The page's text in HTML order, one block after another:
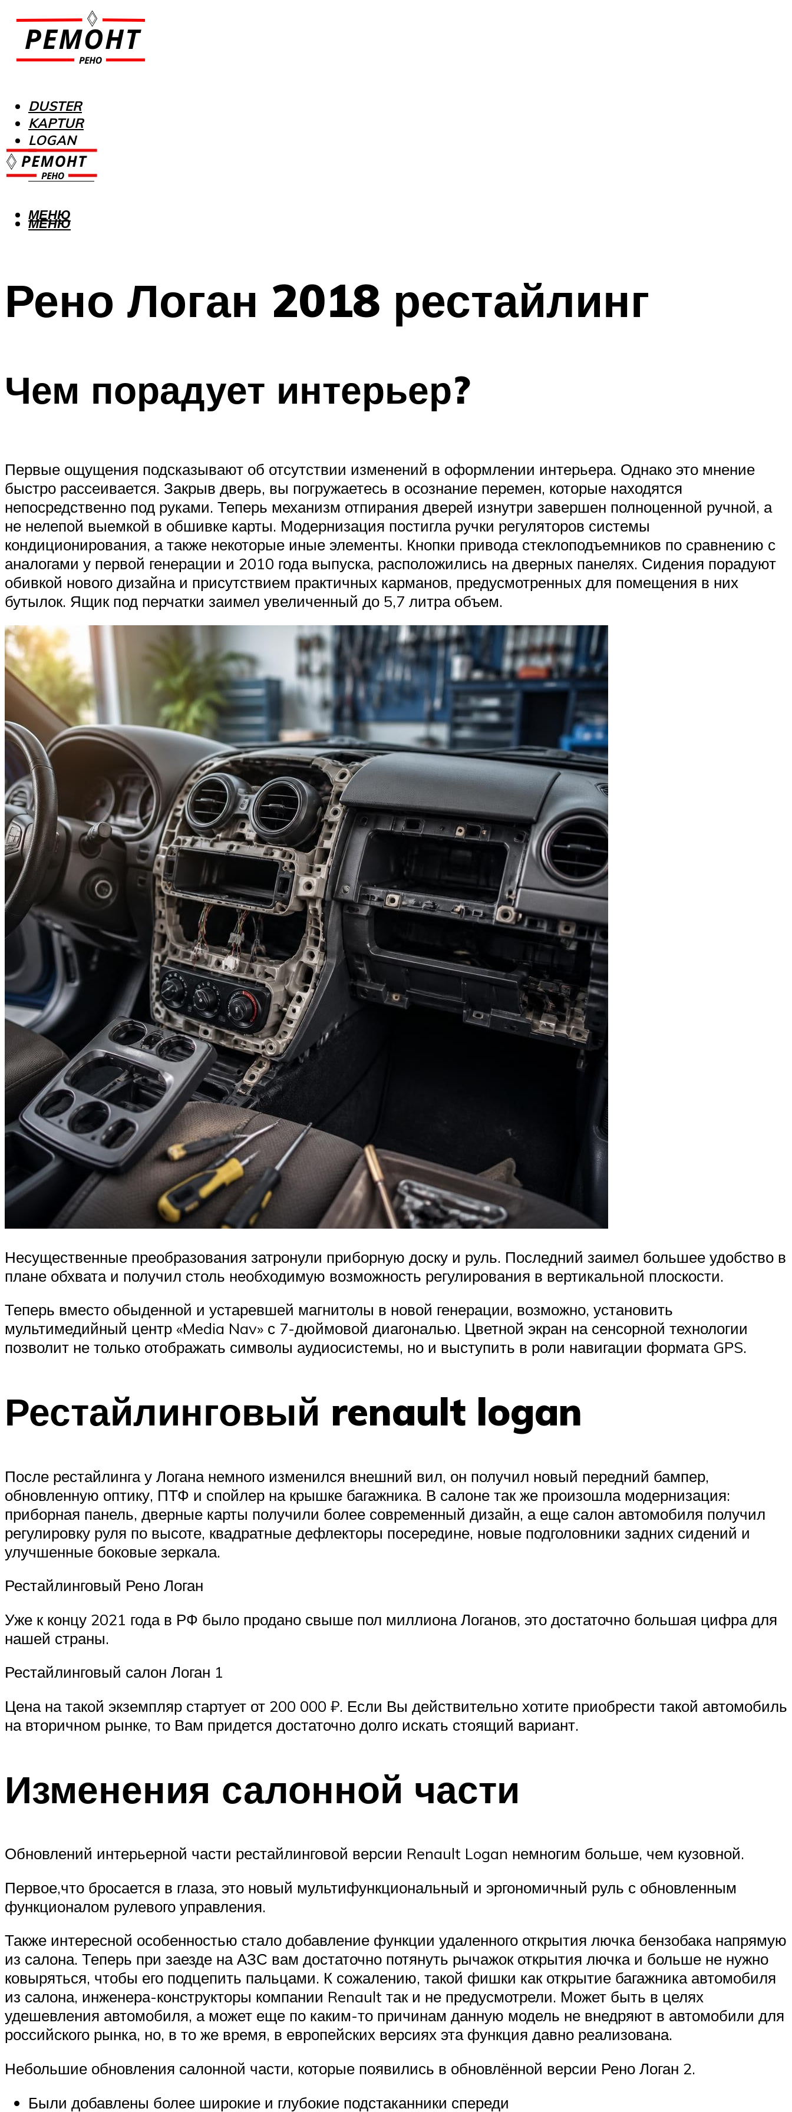
DUSTER
KAPTUR
LOGAN
MEGANE
SANDERO
МЕНЮ
МЕНЮ
Рено Логан 2018 рестайлинг
Чем порадует интерьер?
Первые ощущения подсказывают об отсутствии изменений в оформлении интерьера. Однако это мнение
быстро рассеивается. Закрыв дверь, вы погружаетесь в осознание перемен, которые находятся
непосредственно под руками. Теперь механизм отпирания дверей изнутри завершен полноценной ручной, а
не нелепой выемкой в обшивке карты. Модернизация постигла ручки регуляторов системы
кондиционирования, а также некоторые иные элементы. Кнопки привода стеклоподъемников по сравнению с
аналогами у первой генерации и 2010 года выпуска, расположились на дверных панелях. Сидения порадуют
обивкой нового дизайна и присутствием практичных карманов, предусмотренных для помещения в них
бутылок. Ящик под перчатки заимел увеличенный до 5,7 литра объем.
Несущественные преобразования затронули приборную доску и руль. Последний заимел большее удобство в
плане обхвата и получил столь необходимую возможность регулирования в вертикальной плоскости.
Теперь вместо обыденной и устаревшей магнитолы в новой генерации, возможно, установить
мультимедийный центр «Media Nav» с 7-дюймовой диагональю. Цветной экран на сенсорной технологии
позволит не только отображать символы аудиосистемы, но и выступить в роли навигации формата GPS.
Рестайлинговый renault logan
После рестайлинга у Логана немного изменился внешний вил, он получил новый передний бампер,
обновленную оптику, ПТФ и спойлер на крышке багажника. В салоне так же произошла модернизация:
приборная панель, дверные карты получили более современный дизайн, а еще салон автомобиля получил
регулировку руля по высоте, квадратные дефлекторы посередине, новые подголовники задних сидений и
улучшенные боковые зеркала.
Рестайлинговый Рено Логан
Уже к концу 2021 года в РФ было продано свыше пол миллиона Логанов, это достаточно большая цифра для
нашей страны.
Рестайлинговый салон Логан 1
Цена на такой экземпляр стартует от 200 000 ₽. Если Вы действительно хотите приобрести такой автомобиль
на вторичном рынке, то Вам придется достаточно долго искать стоящий вариант.
Изменения салонной части
Обновлений интерьерной части рестайлинговой версии Renault Logan немногим больше, чем кузовной.
Первое,что бросается в глаза, это новый мультифункциональный и эргономичный руль с обновленным
функционалом рулевого управления.
Также интересной особенностью стало добавление функции удаленного открытия лючка бензобака напрямую
из салона. Теперь при заезде на АЗС вам достаточно потянуть рычажок открытия лючка и больше не нужно
ковыряться, чтобы его подцепить пальцами. К сожалению, такой фишки как открытие багажника автомобиля
из салона, инженера-конструкторы компании Renault так и не предусмотрели. Может быть в целях
удешевления автомобиля, а может еще по каким-то причинам данную модель не внедряют в автомобили для
российского рынка, но, в то же время, в европейских версиях эта функция давно реализована.
Небольшие обновления салонной части, которые появились в обновлённой версии Рено Логан 2.
Были добавлены более широкие и глубокие подстаканники спереди